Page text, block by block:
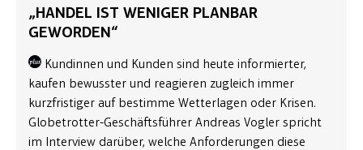
„HANDEL IST WENIGER PLANBAR
GEWORDEN“
Kundinnen und Kunden sind heute informierter,
kaufen bewusster und reagieren zugleich immer
kurzfristiger auf bestimme Wetterlagen oder Krisen.
Globetrotter-Geschäftsführer Andreas Vogler spricht
im Interview darüber, welche Anforderungen diese